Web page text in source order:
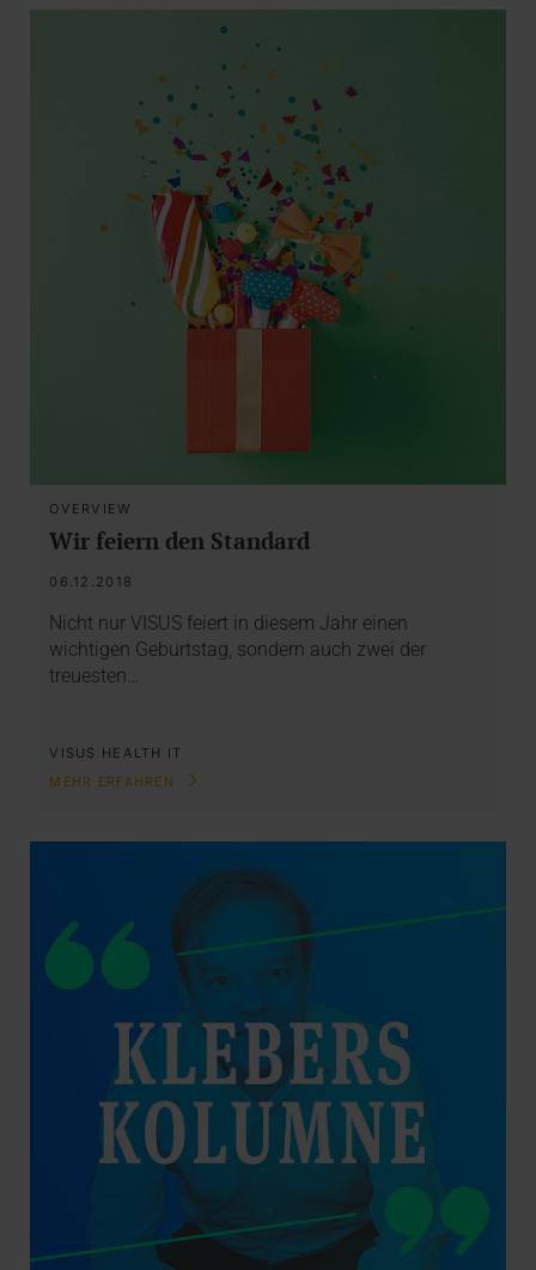
OVERVIEW
Wir feiern den Standard
06.12.2018
Nicht nur VISUS feiert in diesem Jahr einen
wichtigen Geburtstag, sondern auch zwei der
treuesten…
VISUS HEALTH IT
MEHR ERFAHREN